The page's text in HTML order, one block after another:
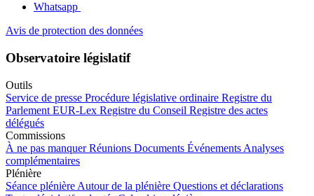
Whatsapp
Avis de protection des données
Observatoire législatif
Outils
Service de presse Procédure législative ordinaire Registre du
Parlement EUR-Lex Registre du Conseil Registre des actes
délégués
Commissions
À ne pas manquer Réunions Documents Événements Analyses
complémentaires
Plénière
Séance plénière Autour de la plénière Questions et déclarations